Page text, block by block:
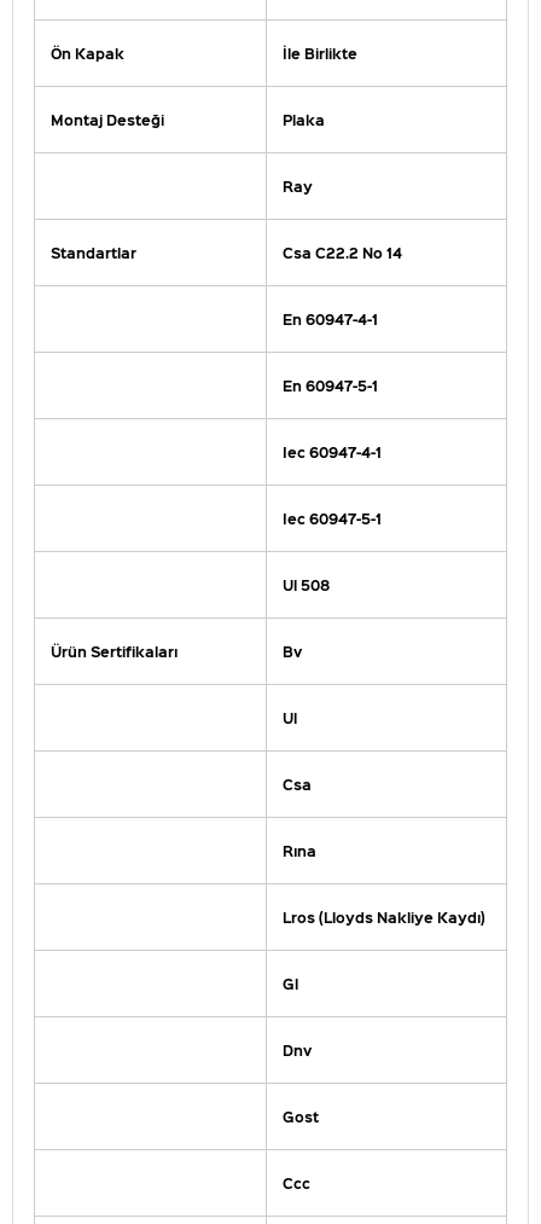
Ön Kapak İle Birlikte
Montaj Desteği Plaka
Ray
Standartlar Csa C22.2 No 14
En 60947-4-1
En 60947-5-1
Iec 60947-4-1
Iec 60947-5-1
Ul 508
Ürün Sertifikaları Bv
Ul
Csa
Rına
Lros (Lloyds Nakliye Kaydı)
Gl
Dnv
Gost
Ccc